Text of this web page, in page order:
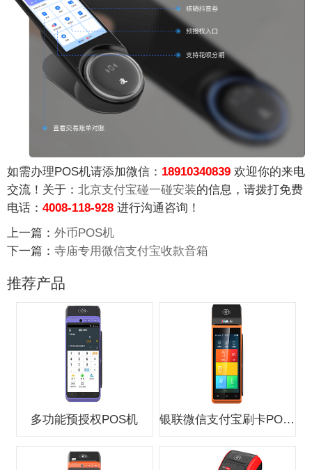
如需办理POS机请添加微信： 18910340839 欢迎你的来电
交流！关于： 北京支付宝碰一碰安装的信息，请拨打免费
电话： 4008-118-928 进行沟通咨询！
上一篇： 外币POS机
下一篇： 寺庙专用微信支付宝收款音箱
推荐产品
多功能预授权POS机 银联微信支付宝刷卡POS机